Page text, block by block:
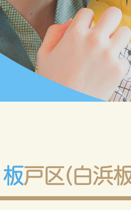
板戸区(白浜